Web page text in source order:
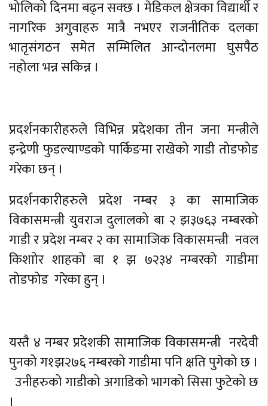
भोलिको दिनमा बढ्न सक्छ । मेडिकल क्षेत्रका विद्यार्थी र
नागरिक अगुवाहरु मात्रै नभएर राजनीतिक दलका
भातृसंगठन समेत सम्मिलित आन्दोनलमा घुसपैठ
नहोला भन्न सकिन्न ।
प्रदर्शनकारीहरुले विभिन्न प्रदेशका तीन जना मन्त्रीले
इन्द्रेणी फुडल्याण्डको पार्किङमा राखेको गाडी तोडफोड
गरेका छन् ।
प्रदर्शनकारीहरुले प्रदेश नम्बर ३ का सामाजिक
विकासमन्त्री युवराज दुलालको बा २ झ३७६३ नम्बरको
गाडी र प्रदेश नम्बर २ का सामाजिक विकासमन्त्री नवल
किशाोर शाहको बा १ झ ७२३४ नम्बरको गाडीमा
तोडफोड गरेका हुन् ।
यस्तै ४ नम्बर प्रदेशकी सामाजिक विकासमन्त्री नरदेवी
पुनको ग१झ२७६ नम्बरको गाडीमा पनि क्षति पुगेको छ ।
उनीहरुको गाडीको अगाडिको भागको सिसा फुटेको छ